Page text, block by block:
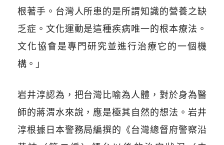
根著手。台灣人所患的是所謂知識的營養之缺
乏症。文化運動是這種疾病唯一的根本療法。
文化協會是專門研究並進行治療它的一個機
構。」
岩井淳認為，把台灣比喻為人體，對於身為醫
師的蔣渭水來說，應是極其自然的想法。岩井
淳根據日本警務局編撰的《台灣總督府警察沿